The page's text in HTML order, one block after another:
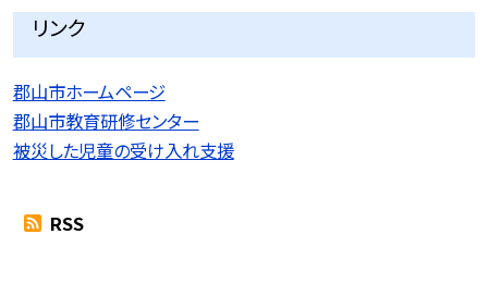
リンク
郡山市ホームページ
郡山市教育研修センター
被災した児童の受け入れ支援
RSS